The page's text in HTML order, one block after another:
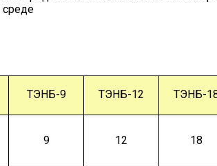
среде
ТЭНБ-9 ТЭНБ-12 ТЭНБ-
9 12 18